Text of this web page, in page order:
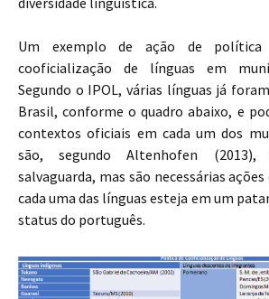
Um exemplo de ação de
cooficialização de línguas em
Segundo o IPOL, várias línguas já
Brasil, conforme o quadro abaixo, e
contextos oficiais em cada um dos
são, segundo Altenhofen
salvaguarda, mas são necessárias
cada uma das línguas esteja em um
status do português.